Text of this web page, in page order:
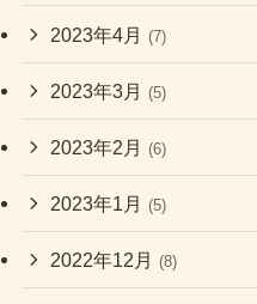
2023年4月 (7)
2023年3月 (5)
2023年2月 (6)
2023年1月 (5)
2022年12月 (8)